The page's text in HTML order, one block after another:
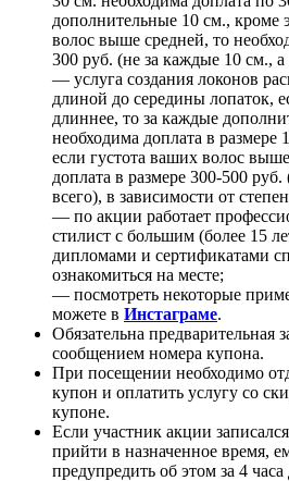
дополнительные 10 см., кроме
волос выше средней, то
300 руб. (не за каждые 10 см., а
— услуга создания локонов
длиной до середины лопаток,
длиннее, то за каждые
необходима доплата в размере
если густота ваших волос
доплата в размере 300-500
всего), в зависимости от
— по акции работает
стилист с большим (более 15
дипломами и сертификатами
ознакомиться на месте;
— посмотреть некоторые
можете в Инстаграме.
Обязательна предварительная
сообщением номера купона.
При посещении необходимо
купон и оплатить услугу со
купоне.
Если участник акции
прийти в назначенное время,
предупредить об этом за 4